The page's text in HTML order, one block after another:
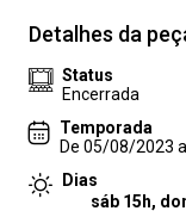
Detalhes da
Status
Encerrada
Temporada
De 05/08/2023
Dias
sáb 15h,